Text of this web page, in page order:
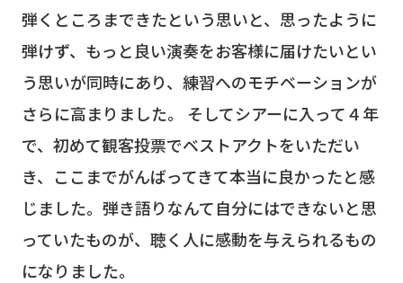
弾くところまできたという思いと、思ったように
弾けず、もっと良い演奏をお客様に届けたいとい
う思いが同時にあり、練習へのモチベーションが
さらに高まりました。 そしてシアーに入って４年
で、初めて観客投票でベストアクトをいただい
き、ここまでがんばってきて本当に良かったと感
じました。弾き語りなんて自分にはできないと思
っていたものが、聴く人に感動を与えられるもの
になりました。